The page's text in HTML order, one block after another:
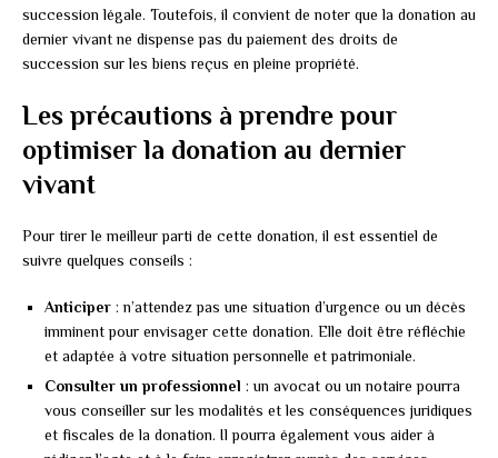
succession légale. Toutefois, il convient de noter que la donation au
dernier vivant ne dispense pas du paiement des droits de
succession sur les biens reçus en pleine propriété.
Les précautions à prendre pour
optimiser la donation au dernier
vivant
Pour tirer le meilleur parti de cette donation, il est essentiel de
suivre quelques conseils :
Anticiper : n’attendez pas une situation d’urgence ou un décès
imminent pour envisager cette donation. Elle doit être réfléchie
et adaptée à votre situation personnelle et patrimoniale.
Consulter un professionnel : un avocat ou un notaire pourra
vous conseiller sur les modalités et les conséquences juridiques
et fiscales de la donation. Il pourra également vous aider à